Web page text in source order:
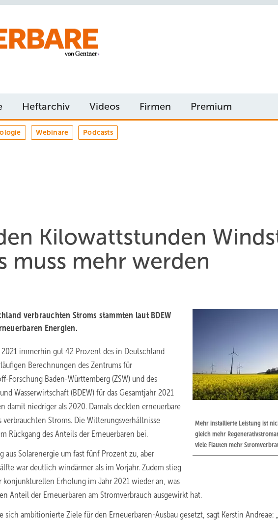
Heftarchiv Videos Firmen Premium
Webinare Podcasts
Kilowattstunden
muss mehr werden
Mehr installierte Leistung ist
gleich mehr
viele Flauten mehr
verbrauchten Stroms stammten laut BDEW
Energien.
immerhin gut 42 Prozent des in Deutschland
Berechnungen des Zentrums für
Forschung Baden-Württemberg (ZSW) und des
Wasserwirtschaft (BDEW) für das Gesamtjahr 2021
damit niedriger als 2020. Damals deckten erneuerbare
Stroms. Die Witterungsverhältnisse
Rückgang des Anteils der Erneuerbaren bei.
aus Solarenergie um fast fünf Prozent zu, aber
war deutlich windärmer als im Vorjahr. Zudem stieg
Erholung im Jahr 2021 wieder an, was
Anteil der Erneuerbaren am Stromverbrauch ausgewirkt hat.
sich ambitionierte Ziele für den Erneuerbaren-Ausbau gesetzt, sagt Kerstin Andreae: